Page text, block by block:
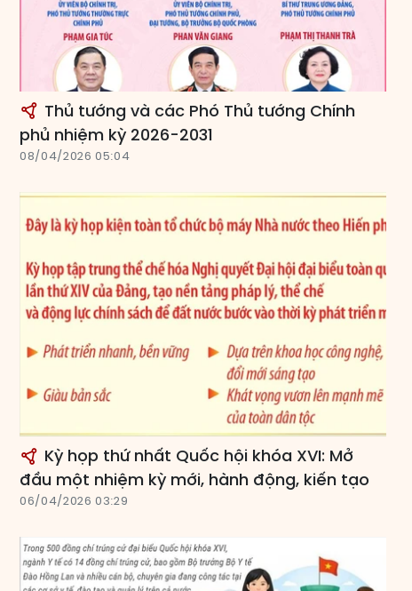
Thủ tướng và các Phó Thủ tướng Chính
phủ nhiệm kỳ 2026-2031
08/04/2026 05:04
Kỳ họp thứ nhất Quốc hội khóa XVI: Mở
đầu một nhiệm kỳ mới, hành động, kiến tạo
06/04/2026 03:29